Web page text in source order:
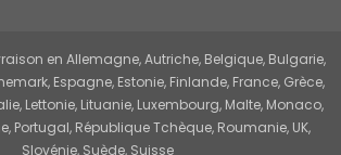
en Allemagne, Autriche, Belgique, Bulgarie,
Espagne, Estonie, Finlande, France, Grèce,
Lettonie, Lituanie, Luxembourg, Malte, Monaco,
Portugal, République Tchèque, Roumanie, UK,
Slovénie, Suède, Suisse